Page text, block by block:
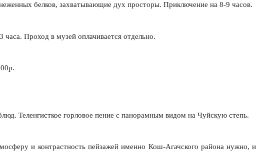
белков, захватывающие дух просторы. Приключение на 8-9 часов.
Проход в музей оплачивается отдельно.
Теленгисткое горловое пение с панорамным видом на Чуйскую степь.
и контрастность пейзажей именно Кош-Агачского района нужно, и